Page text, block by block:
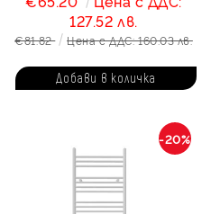
127.52 лв.
€81.82 Цена с ДДС: 160.03 лв.
-20%